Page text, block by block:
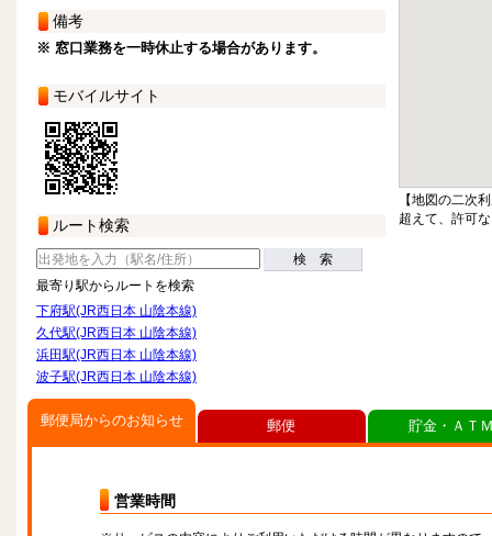
備考
※ 窓口業務を一時休止する場合があります。
モバイルサイト
ルート検索
検 索
最寄り駅からルートを検索
下府駅(JR西日本 山陰本線)
久代駅(JR西日本 山陰本線)
浜田駅(JR西日本 山陰本線)
波子駅(JR西日本 山陰本線)
【地図の二次
超えて、許可
郵便局からのお知らせ
営業時間
郵便 貯金・ＡＴ